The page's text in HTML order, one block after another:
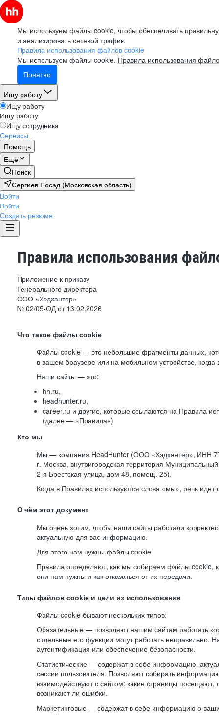
Мы используем файлы cookie, чтобы обеспечивать
и анализировать сетевой трафик.
Правила использования файлов cookie
Мы используем файлы cookie. Правила использования
Понятно
Ищу работу
Ищу работу
Ищу работу
Ищу сотрудника
Сервисы
Помощь
Ещё
Поиск
Сергиев Посад (Московская область)
Войти
Войти
Создать резюме
Правила использования
Приложение к приказу
Генерального директора
ООО «Хэдхантер»
№ 02/05-ОД от 13.02.2026
Что такое файлы cookie
Файлы cookie — это небольшие фрагменты данных,
в вашем браузере или на мобильном устройстве,
Наши сайты — это:
hh.ru,
headhunter.ru,
career.ru и другие, которые ссылаются на Правила
(далее — «Правила»)
Кто мы
Мы — компания HeadHunter (ООО «Хэдхантер», ИНН
г. Москва, внутригородская территория Муниципальный
2-я Брестская улица, дом 48, помещ. 25).
Когда в Правилах используются слова «мы», речь
О чём этот документ
Мы очень хотим, чтобы наши сайты работали
актуальную для вас информацию.
Для этого нам нужны файлы cookie.
Правила определяют, как мы собираем файлы cookie,
они нам нужны и как отказаться от их передачи.
Типы файлов cookie и цели их использования
Файлы cookie бывают нескольких типов:
Обязательные — позволяют нашим сайтам работать
отдельные его функции могут работать неправильно.
аутентификация или обеспечение безопасности.
Статистические — содержат в себе информацию,
сессии пользователя. Позволяют собирать
взаимодействуют с сайтом: какие страницы посещают,
возникают ли ошибки.
Маркетинговые — содержат в себе информацию о